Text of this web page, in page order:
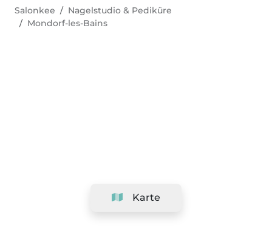
Karte
Salonkee
Nagelstudio & Pediküre
Mondorf-les-Bains